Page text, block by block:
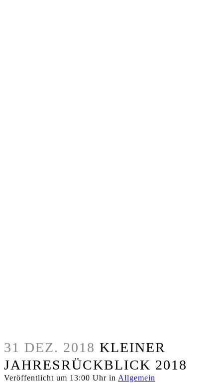
31 DEZ. 2018 KLEINER
JAHRESRÜCKBLICK 2018
Veröffentlicht um 13:00 Uhr in Allgemein